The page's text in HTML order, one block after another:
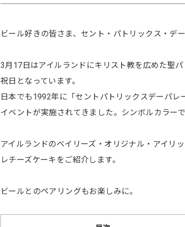
ビール好きの皆さま、セント・パトリックス・デ
3月17日はアイルランドにキリスト教を広めた聖
祝日となっています。
日本でも1992年に「セントパトリックスデーパ
イベントが実施されてきました。シンボルカラー
アイルランドのベイリーズ・オリジナル・アイリ
レチーズケーキをご紹介します。
ビールとのペアリングもお楽しみに。